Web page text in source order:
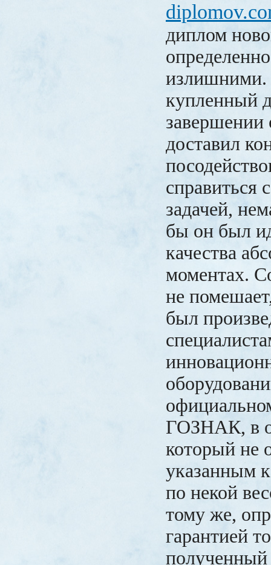
диплом
излишними.
купленный
завершении
доставил
справиться
задачей,
бы он был
качества
моментах.
не
был
ГОЗНАК, в
который не
указанным
по некой
тому же,
гарантией